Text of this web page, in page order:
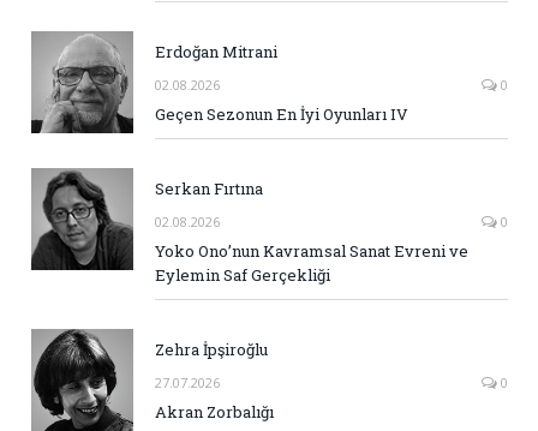
Erdoğan Mitrani
02.08.2026 0
Geçen Sezonun En İyi Oyunları IV
Serkan Fırtına
02.08.2026 0
Yoko Ono’nun Kavramsal Sanat Evreni ve
Eylemin Saf Gerçekliği
Zehra İpşiroğlu
27.07.2026 0
Akran Zorbalığı